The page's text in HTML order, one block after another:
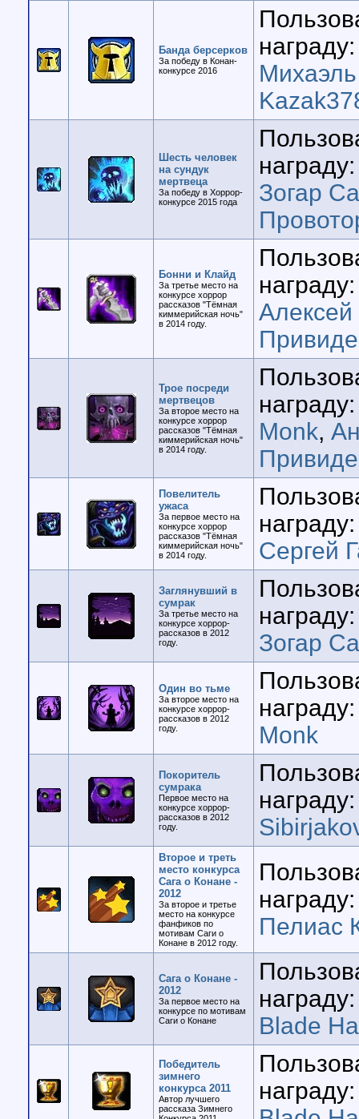
Банда берсерков
За победу в Конан-
конкурсе 2016
Шесть человек
на сундук
мертвеца
За победу в Хоррор-
конкурсе 2015 года
Зогар
Бонни и Клайд
За третье место на
конкурсе хоррор
рассказов "Тёмная
киммерийская ночь"
в 2014 году.
Трое посреди
мертвецов
За второе место на
конкурсе хоррор
рассказов "Тёмная
киммерийская ночь"
в 2014 году.
Monk,
Повелитель
ужаса
За первое место на
конкурсе хоррор
рассказов "Тёмная
киммерийская ночь"
в 2014 году.
Сергей
Заглянувший в
сумрак
За третье место на
конкурсе хоррор-
рассказов в 2012
году.
Зогар
Один во тьме
За второе место на
конкурсе хоррор-
рассказов в 2012
году.
Monk
Покоритель
сумрака
Первое место на
конкурсе хоррор-
рассказов в 2012
году.
Второе и треть
место конкурса
Сага о Конане -
2012
За второе и третье
место на конкурсе
фанфиков по
мотивам Саги о
Конане в 2012 году.
Пелиас
Сага о Конане -
2012
За первое место на
конкурсе по мотивам
Саги о Конане
Blade
Победитель
зимнего
конкурса 2011
Автор лучшего
рассказа Зимнего